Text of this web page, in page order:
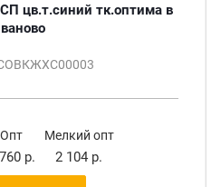
цв.т.синий тк.оптима в
Опт
р.
Мелкий опт
2 104 р.